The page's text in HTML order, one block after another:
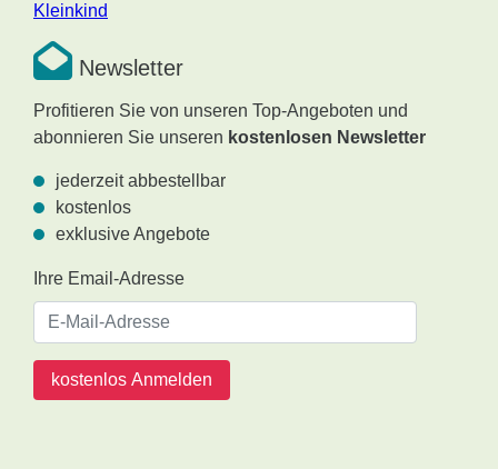
Kleinkind
Newsletter
Profitieren Sie von unseren Top-Angeboten und
abonnieren Sie unseren kostenlosen Newsletter
jederzeit abbestellbar
kostenlos
exklusive Angebote
Ihre Email-Adresse
kostenlos Anmelden